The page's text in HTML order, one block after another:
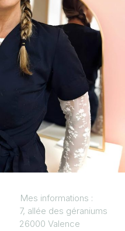
Mes informations :
7, allée des géraniums
26000 Valence